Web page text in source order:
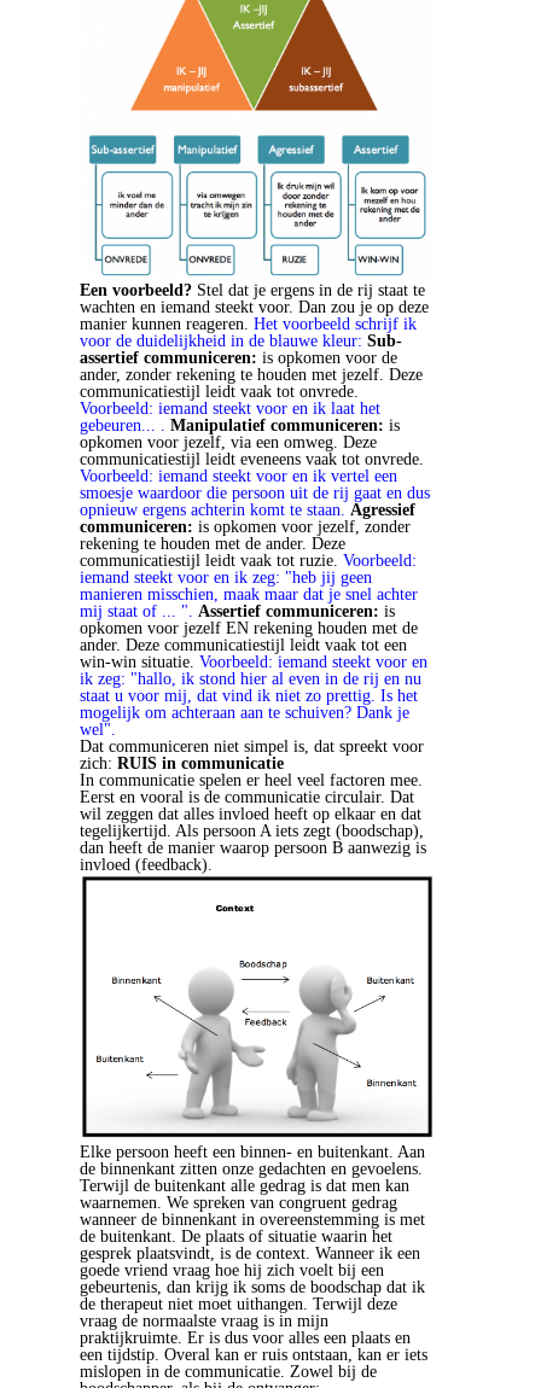
Een voorbeeld? Stel dat je ergens in de rij staat te
wachten en iemand steekt voor. Dan zou je op deze
manier kunnen reageren. Het voorbeeld schrijf ik
voor de duidelijkheid in de blauwe kleur: Sub-
assertief communiceren: is opkomen voor de
ander, zonder rekening te houden met jezelf. Deze
communicatiestijl leidt vaak tot onvrede.
Voorbeeld: iemand steekt voor en ik laat het
gebeuren... .
Manipulatief communiceren: is
opkomen voor jezelf, via een omweg. Deze
communicatiestijl leidt eveneens vaak tot onvrede.
Voorbeeld: iemand steekt voor en ik vertel een
smoesje waardoor die persoon uit de rij gaat en dus
opnieuw ergens achterin komt te staan.
Agressief
communiceren: is opkomen voor jezelf, zonder
rekening te houden met de ander. Deze
communicatiestijl leidt vaak tot ruzie. Voorbeeld:
iemand steekt voor en ik zeg: "heb jij geen
manieren misschien, maak maar dat je snel achter
mij staat of ... ".
Assertief communiceren: is
opkomen voor jezelf EN rekening houden met de
ander. Deze communicatiestijl leidt vaak tot een
win-win situatie. Voorbeeld: iemand steekt voor en
ik zeg: "hallo, ik stond hier al even in de rij en nu
staat u voor mij, dat vind ik niet zo prettig. Is het
mogelijk om achteraan aan te schuiven? Dank je
wel".
Dat communiceren niet simpel is, dat spreekt voor
zich: RUIS in communicatie
In communicatie spelen er heel veel factoren mee.
Eerst en vooral is de communicatie circulair. Dat
wil zeggen dat alles invloed heeft op elkaar en dat
tegelijkertijd. Als persoon A iets zegt (boodschap),
dan heeft de manier waarop persoon B aanwezig is
invloed (feedback).
Elke persoon heeft een binnen- en buitenkant. Aan
de binnenkant zitten onze gedachten en gevoelens.
Terwijl de buitenkant alle gedrag is dat men kan
waarnemen. We spreken van congruent gedrag
wanneer de binnenkant in overeenstemming is met
de buitenkant. De plaats of situatie waarin het
gesprek plaatsvindt, is de context. Wanneer ik een
goede vriend vraag hoe hij zich voelt bij een
gebeurtenis, dan krijg ik soms de boodschap dat ik
de therapeut niet moet uithangen. Terwijl deze
vraag de normaalste vraag is in mijn
praktijkruimte. Er is dus voor alles een plaats en
een tijdstip. Overal kan er ruis ontstaan, kan er iets
mislopen in de communicatie. Zowel bij de